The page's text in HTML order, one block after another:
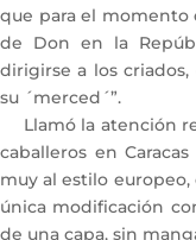
que para el momento
de Don en la
dirigirse a los criados,
su ´merced´”.
Llamó la atención
caballeros en
muy al estilo
única modificación
de una capa, sin